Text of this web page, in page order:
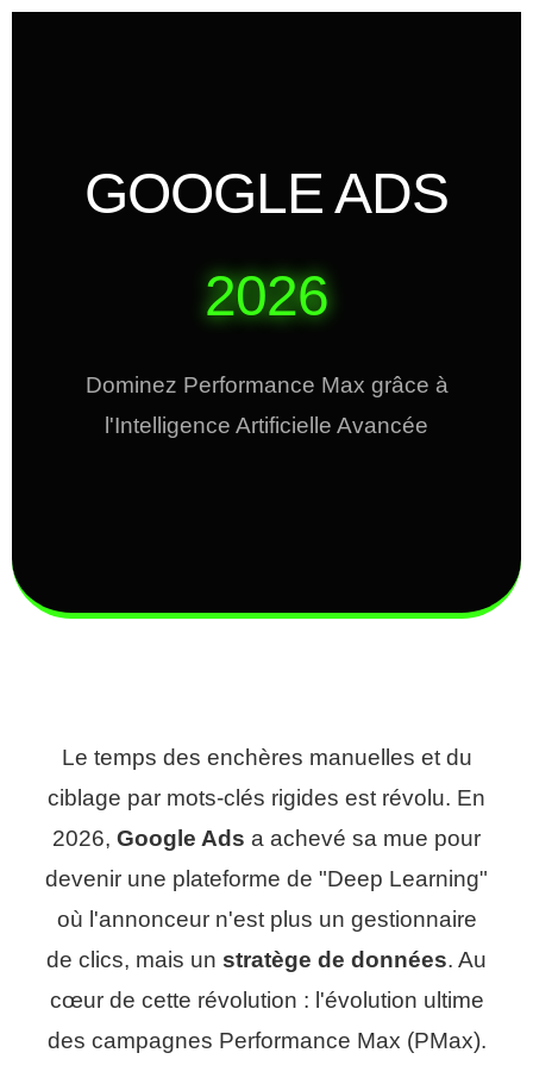
GOOGLE ADS
2026
Dominez Performance Max grâce à
l'Intelligence Artificielle Avancée
Le temps des enchères manuelles et du
ciblage par mots-clés rigides est révolu. En
2026, Google Ads a achevé sa mue pour
devenir une plateforme de "Deep Learning"
où l'annonceur n'est plus un gestionnaire
de clics, mais un stratège de données. Au
cœur de cette révolution : l'évolution ultime
des campagnes Performance Max (PMax).